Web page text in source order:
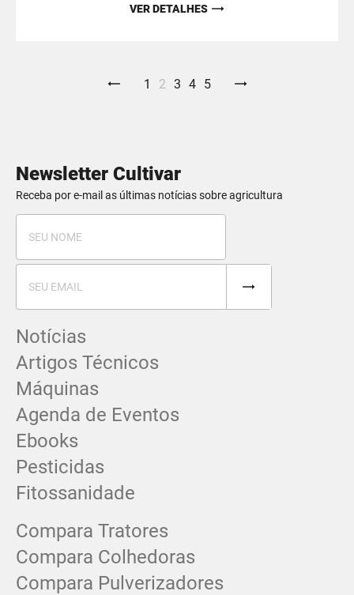
VER DETALHES
1 2 3 4 5
Newsletter Cultivar
Receba por e-mail as últimas notícias sobre agricultura
Notícias
Artigos Técnicos
Máquinas
Agenda de Eventos
Ebooks
Pesticidas
Fitossanidade
Compara Tratores
Compara Colhedoras
Compara Pulverizadores